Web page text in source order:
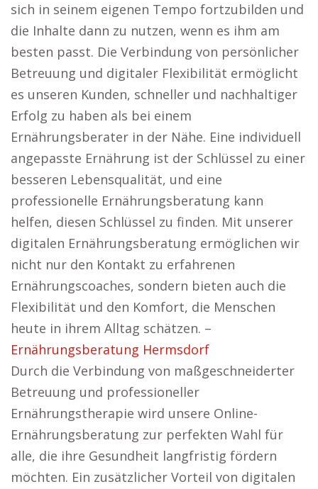
sich in seinem eigenen Tempo fortzubilden und
die Inhalte dann zu nutzen, wenn es ihm am
besten passt. Die Verbindung von persönlicher
Betreuung und digitaler Flexibilität ermöglicht
es unseren Kunden, schneller und nachhaltiger
Erfolg zu haben als bei einem
Ernährungsberater in der Nähe. Eine individuell
angepasste Ernährung ist der Schlüssel zu einer
besseren Lebensqualität, und eine
professionelle Ernährungsberatung kann
helfen, diesen Schlüssel zu finden. Mit unserer
digitalen Ernährungsberatung ermöglichen wir
nicht nur den Kontakt zu erfahrenen
Ernährungscoaches, sondern bieten auch die
Flexibilität und den Komfort, die Menschen
heute in ihrem Alltag schätzen. –
Ernährungsberatung Hermsdorf
Durch die Verbindung von maßgeschneiderter
Betreuung und professioneller
Ernährungstherapie wird unsere Online-
Ernährungsberatung zur perfekten Wahl für
alle, die ihre Gesundheit langfristig fördern
möchten. Ein zusätzlicher Vorteil von digitalen